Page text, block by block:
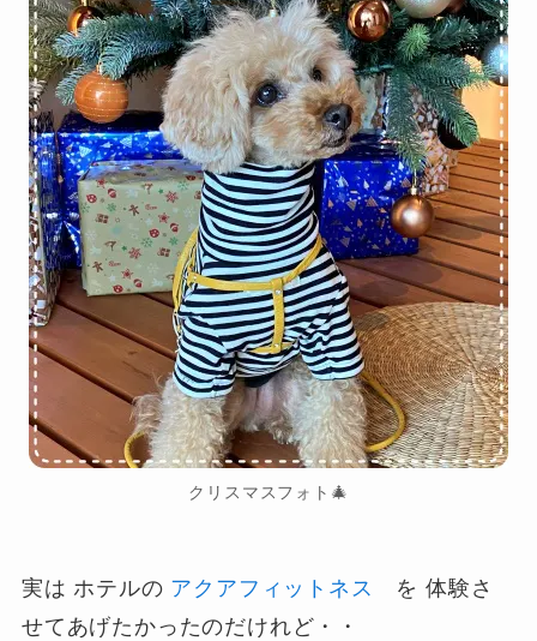
クリスマスフォト🎄
実は ホテルの アクアフィットネス
を 体験さ
せてあげたかったのだけれど・・